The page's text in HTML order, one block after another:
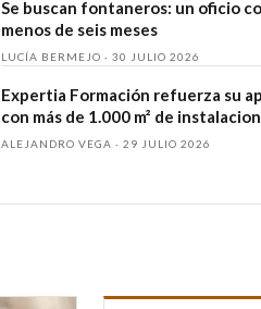
Se buscan fontaneros: un oficio
menos de seis meses
LUCÍA BERMEJO · 30 JULIO 2026
Expertia Formación refuerza su
con más de 1.000 m² de
ALEJANDRO VEGA · 29 JULIO 2026